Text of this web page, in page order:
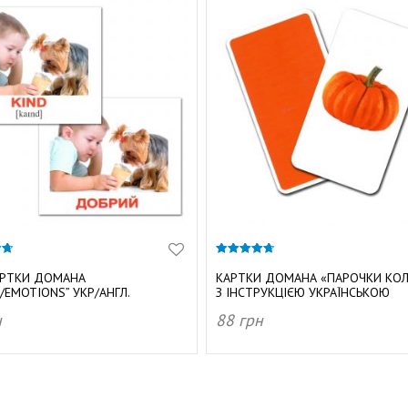
ДОМАНА
EMOTIONS” УКР/АНГЛ.
з 5
КАРТКИ ДОМАНА «ПАРОЧКИ
З ІНСТРУКЦІЄЮ УКРАЇНСЬКОЮ
88 грн